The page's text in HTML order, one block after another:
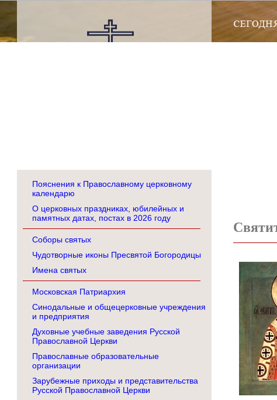
Пояснения к Православному церковному
календарю
О церковных праздниках, юбилейных и
памятных датах, постах в 2026 году
Соборы святых
Чудотворные иконы Пресвятой Богородицы
Имена святых
Московская Патриархия
Синодальные и общецерковные учреждения
и предприятия
Духовные учебные заведения Русской
Православной Церкви
Православные образовательные
организации
Зарубежные приходы и представительства
Русской Православной Церкви